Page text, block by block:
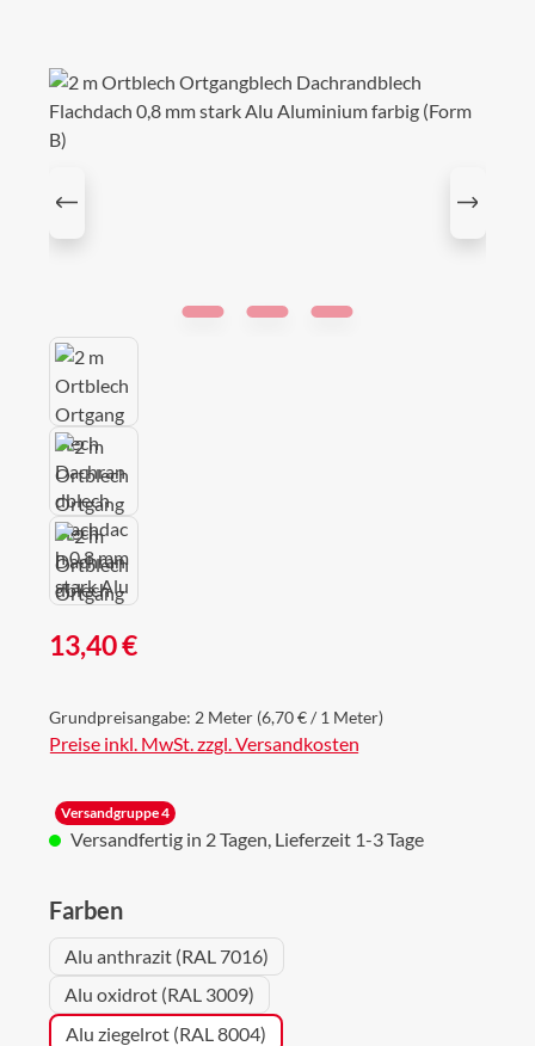
Bildergalerie überspringen
Regulärer Preis:
13,40 €
Grundpreisangabe: 2 Meter (6,70 € / 1 Meter)
Preise inkl. MwSt. zzgl. Versandkosten
Versandgruppe 4
Versandfertig in 2 Tagen, Lieferzeit 1-3 Tage
Farbenauswählen
Alu anthrazit (RAL 7016)
Alu oxidrot (RAL 3009)
Alu ziegelrot (RAL 8004)